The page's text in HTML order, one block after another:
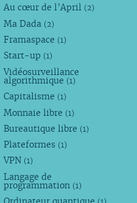
Au cœur de l’April (2)
Ma Dada (2)
Framaspace (1)
Start-up (1)
Vidéosurveillance
algorithmique (1)
Capitalisme (1)
Monnaie libre (1)
Bureautique libre (1)
Plateformes (1)
VPN (1)
Langage de
programmation (1)